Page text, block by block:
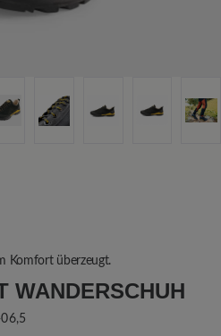
Komfort überzeugt.
WANDERSCHUH